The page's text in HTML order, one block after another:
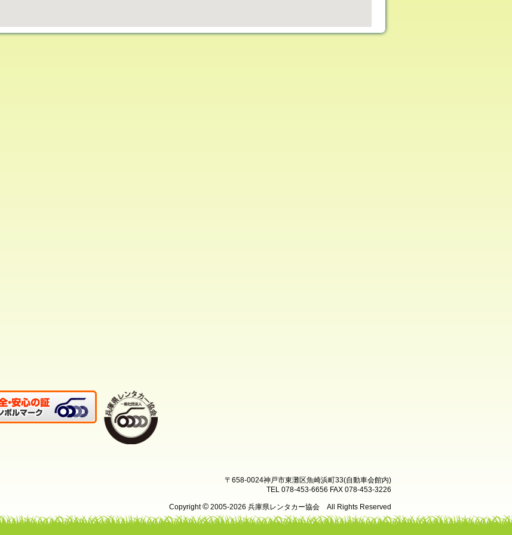
〒658-0024神戸市東灘区魚崎浜町33(自動車会館内)
TEL 078-453-6656 FAX 078-453-3226
Copyright© 2005-2026 兵庫県レンタカー協会 All Rights Reserved